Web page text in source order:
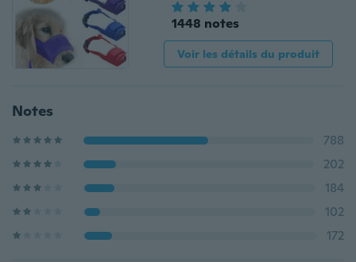
1448 notes
Voir les détails du produit
Notes
788
202
184
102
172